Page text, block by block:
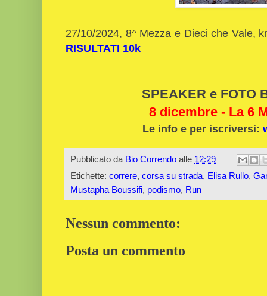
27/10/2024, 8^ Mezza e Dieci che Vale,
RISULTATI 10k
SPEAKER e FOTO
8 dicembre - La 6
Le info e per iscriversi:
Pubblicato da Bio Correndo alle 12:29
Etichette: correre, corsa su strada, Elisa Rullo,
Mustapha Boussifi, podismo, Run
Nessun commento:
Posta un commento